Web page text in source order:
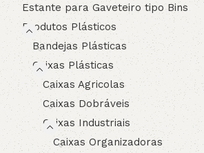
Estante para Gaveteiro tipo Bins
Produtos Plásticos
Bandejas Plásticas
Caixas Plásticas
Caixas Agricolas
Caixas Dobráveis
Caixas Industriais
Caixas Organizadoras